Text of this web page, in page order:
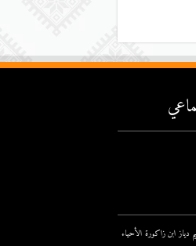
دياز ابن زاكورة الأحياء